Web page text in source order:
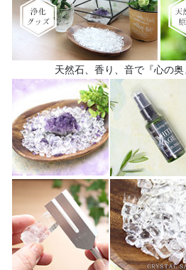
天然石、香り、音で『心の奥